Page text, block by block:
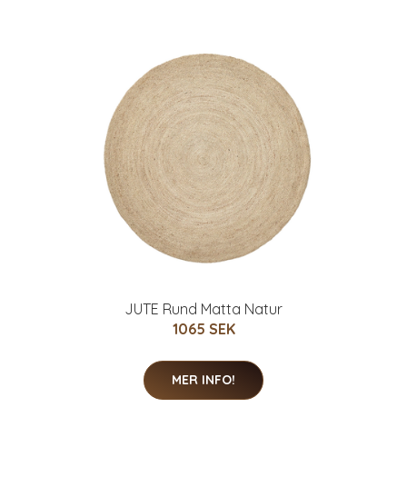
JUTE Rund Matta Natur
1065 SEK
MER INFO!